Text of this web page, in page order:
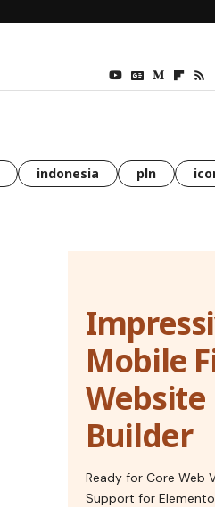
indonesia pln
Mobile
Website
Builder
Ready for Core Web
Support for